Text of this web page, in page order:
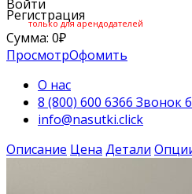
Войти
Регистрация
только для арендодателей
Сумма: 0₽
ПросмотрОфомить
О нас
8 (800) 600 6366 Звонок
info@nasutki.click
Описание Цена Детали